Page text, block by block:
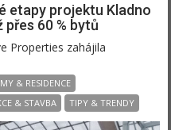
etapy projektu Kladno
60 % bytů
Properties zahájila
& RESIDENCE
& STAVBA TIPY & TRENDY